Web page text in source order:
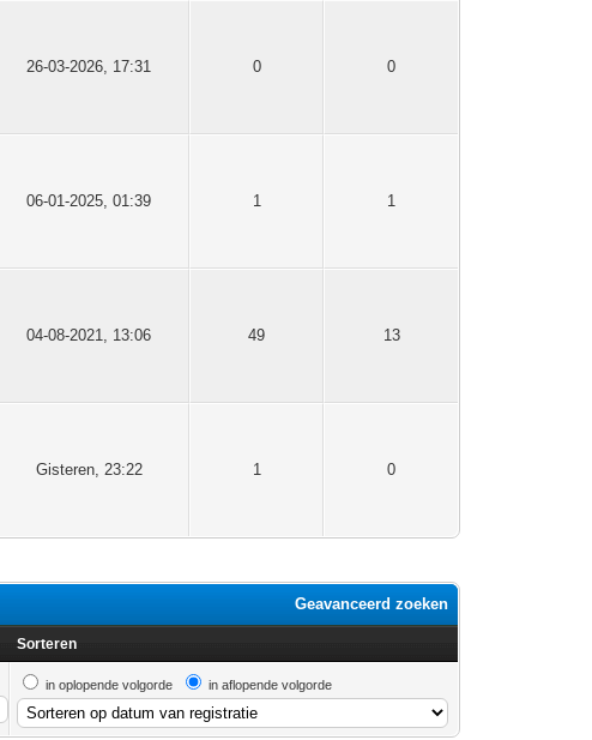
26-03-2026, 17:31 0 0
06-01-2025, 01:39 1 1
04-08-2021, 13:06 49 13
Gisteren, 23:22 1 0
Geavanceerd zoeken
Sorteren
in oplopende volgorde in aflopende volgorde